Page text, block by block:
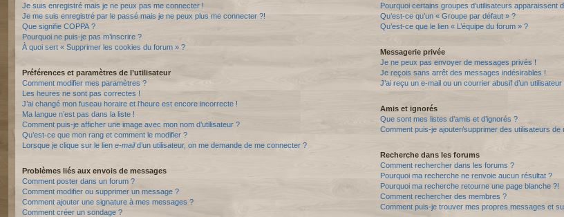
Je suis enregistré mais je ne peux pas me connecter !
Je me suis enregistré par le passé mais je ne peux plus me connecter ?!
Que signifie COPPA ?
Pourquoi ne puis-je pas m’inscrire ?
À quoi sert « Supprimer les cookies du forum » ?
Préférences et paramètres de l’utilisateur
Comment modifier mes paramètres ?
Les heures ne sont pas correctes !
J’ai changé mon fuseau horaire et l’heure est encore incorrecte !
Ma langue n’est pas dans la liste !
Comment puis-je afficher une image avec mon nom d’utilisateur ?
Qu’est-ce que mon rang et comment le modifier ?
Lorsque je clique sur le lien e-maild’un utilisateur, on me demande de me connecter ?
Problèmes liés aux envois de messages
Comment poster dans un forum ?
Comment modifier ou supprimer un message ?
Comment ajouter une signature à mes messages ?
Comment créer un sondage ?
Pourquoi certains groupes d’utilisateurs apparaissent
Qu’est-ce qu’un « Groupe par défaut » ?
Qu’est-ce que le lien « L’équipe du forum » ?
Messagerie privée
Je ne peux pas envoyer de messages privés !
Je reçois sans arrêt des messages indésirables !
J’ai reçu un e-mail ou un courrier abusif d’un
Amis et ignorés
Que sont mes listes d’amis et d’ignorés ?
Comment puis-je ajouter/supprimer des utilisateurs de
Recherche dans les forums
Comment rechercher dans les forums ?
Pourquoi ma recherche ne renvoie aucun résultat ?
Pourquoi ma recherche retourne une page blanche ?!
Comment rechercher des membres ?
Comment puis-je trouver mes propres messages et